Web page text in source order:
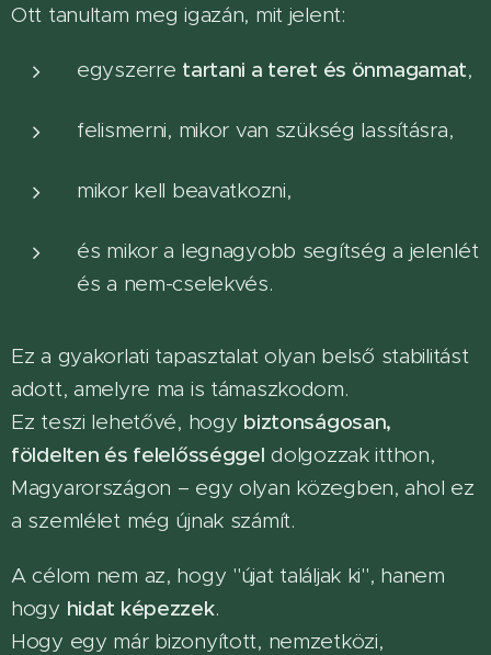
Ott tanultam meg igazán, mit jelent:
egyszerre tartani a teret és önmagamat,
felismerni, mikor van szükség lassításra,
mikor kell beavatkozni,
és mikor a legnagyobb segítség a jelenlét
és a nem-cselekvés.
Ez a gyakorlati tapasztalat olyan belső stabilitást
adott, amelyre ma is támaszkodom.
Ez teszi lehetővé, hogy biztonságosan,
földelten és felelősséggel dolgozzak itthon,
Magyarországon – egy olyan közegben, ahol ez
a szemlélet még újnak számít.
A célom nem az, hogy "újat találjak ki", hanem
hogy hidat képezzek.
Hogy egy már bizonyított, nemzetközi,